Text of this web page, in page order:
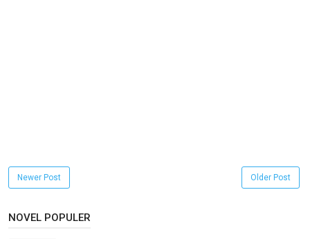
Newer Post Older Post
NOVEL POPULER